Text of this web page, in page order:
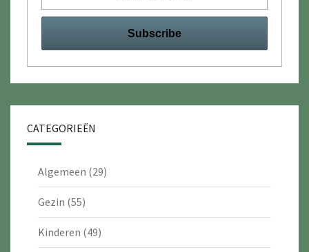
CATEGORIEËN
Algemeen (29)
Gezin (55)
Kinderen (49)